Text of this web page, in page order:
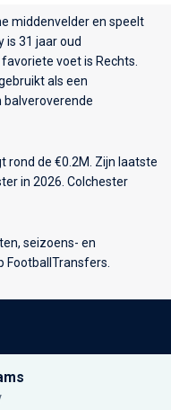
middenvelder en speelt
is 31 jaar oud
voet is Rechts.
als een
balveroverende
rond de €0.2M. Zijn laatste
in 2026. Colchester
seizoens- en
FootballTransfers.